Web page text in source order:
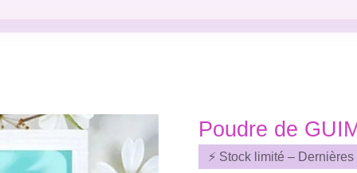
Poudre de
⚡ Stock limité –